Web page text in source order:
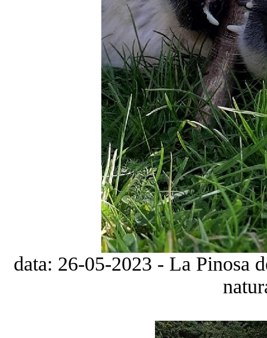
data: 26-05-2023 - La Pinosa